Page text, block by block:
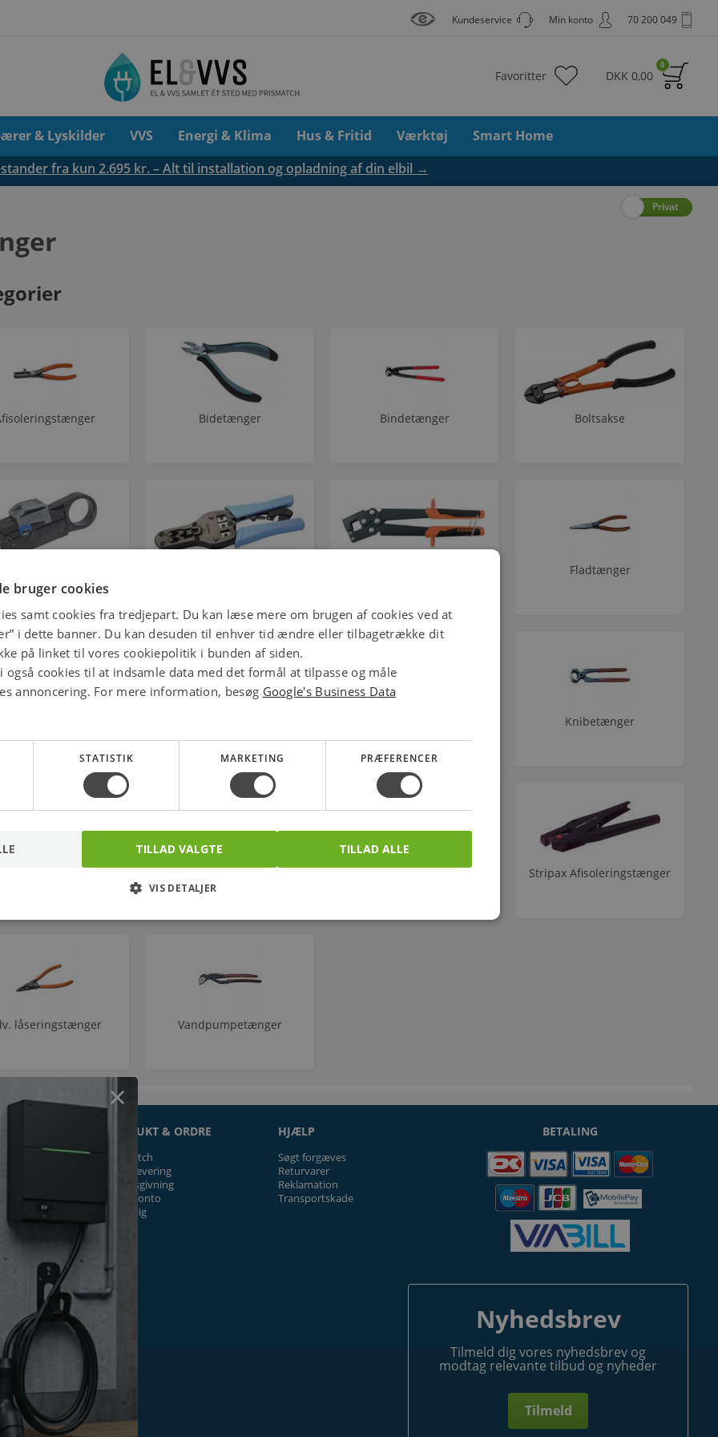
70 200 049
Min konto
Kundeservice
0
DKK 0,00
Favoritter
& Lyskilder VVS Energi & Klima Hus & Fritid Værktøj
Smart Home
fra kun 2.695 kr. – Alt til installation og opladning af din elbil →
Privat
Bidetænger Bindetænger Boltsakse
Fladtænger
låseringstænger Knibetænger
Rørtænger Spidstænger Stripax Afisoleringstænger
låseringstænger Vandpumpetænger
PRODUKT & ORDRE
Prismatch
Fragt/levering
Tilbudsgivning
Firmakonto
Offentlig
HJÆLP
Søgt forgæves
Returvarer
Reklamation
Transportskade
BETALING
Nyhedsbrev
Tilmeld dig vores nyhedsbrev og
modtag relevante tilbud og nyheder
Tilmeld
bruger cookies
samt cookies fra tredjepart. Du kan læse mere om brugen af cookies ved at
i dette banner. Du kan desuden til enhver tid ændre eller tilbagetrække dit
på linket til vores cookiepolitik i bunden af siden.
også cookies til at indsamle data med det formål at tilpasse og måle
annoncering. For mere information, besøg Google's Business Data
STATISTIK MARKETING PRÆFERENCER
TILLAD VALGTE TILLAD ALLE
VIS DETALJER